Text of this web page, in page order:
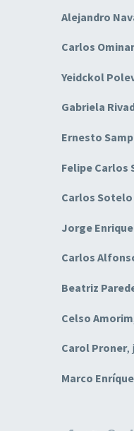
Alejandro
Carlos
Yeidckol
Gabriela
Ernesto
Felipe Carlos
Carlos Sotelo
Jorge
Carlos
Beatriz
Celso Amorim
Carol Proner,
Marco